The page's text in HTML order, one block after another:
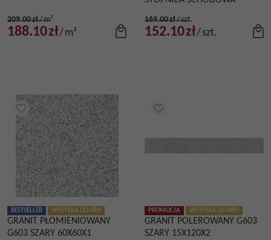
209.00zł/m²
188.10zł/m²
169.00zł/szt.
152.10zł/szt.
BESTSELLER WYSYŁKA DO 48H
GRANIT PŁOMIENIOWANY
G603 SZARY 60X60X1
PROMOCJA WYSYŁKA DO 48H
GRANIT POLEROWANY G603
SZARY 15X120X2